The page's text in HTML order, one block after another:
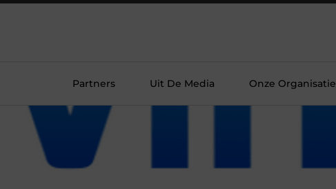
Partners Uit De Media Onze Organisatie